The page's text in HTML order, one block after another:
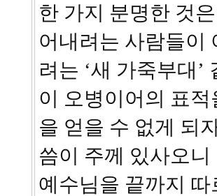
한 가지 분명한 것
어내려는 사람들이
려는 ‘새 가죽부대
이 오병이어의 표
을 얻을 수 없게 되
씀이 주께 있사오
예수님을 끝까지